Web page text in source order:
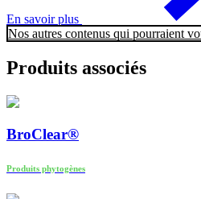
En savoir plus
Nos autres contenus qui pourraient
Produits associés
BroClear®
Produits phytogènes